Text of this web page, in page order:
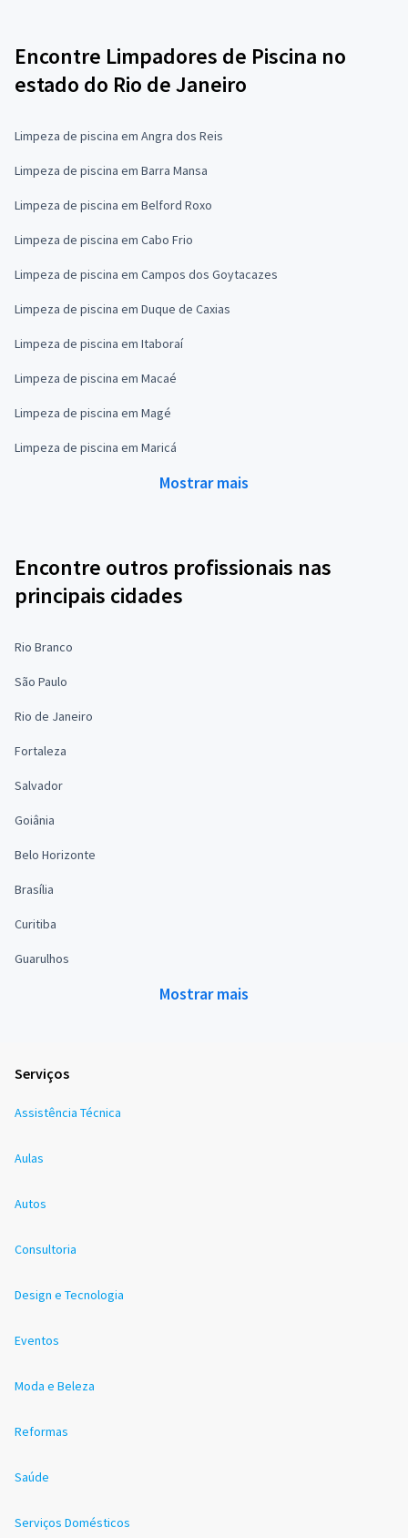
Encontre Limpadores de Piscina no
estado do Rio de Janeiro
Limpeza de piscina em Angra dos Reis
Limpeza de piscina em Barra Mansa
Limpeza de piscina em Belford Roxo
Limpeza de piscina em Cabo Frio
Limpeza de piscina em Campos dos Goytacazes
Limpeza de piscina em Duque de Caxias
Limpeza de piscina em Itaboraí
Limpeza de piscina em Macaé
Limpeza de piscina em Magé
Limpeza de piscina em Maricá
Mostrar mais
Encontre outros profissionais nas
principais cidades
Rio Branco
São Paulo
Rio de Janeiro
Fortaleza
Salvador
Goiânia
Belo Horizonte
Brasília
Curitiba
Guarulhos
Mostrar mais
Serviços
Assistência Técnica
Aulas
Autos
Consultoria
Design e Tecnologia
Eventos
Moda e Beleza
Reformas
Saúde
Serviços Domésticos